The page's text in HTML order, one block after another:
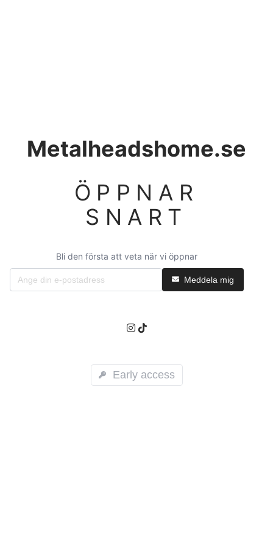
Metalheadshome.se
ÖPPNAR
SNART
Bli den första att veta när vi öppnar
Meddela mig
Early access